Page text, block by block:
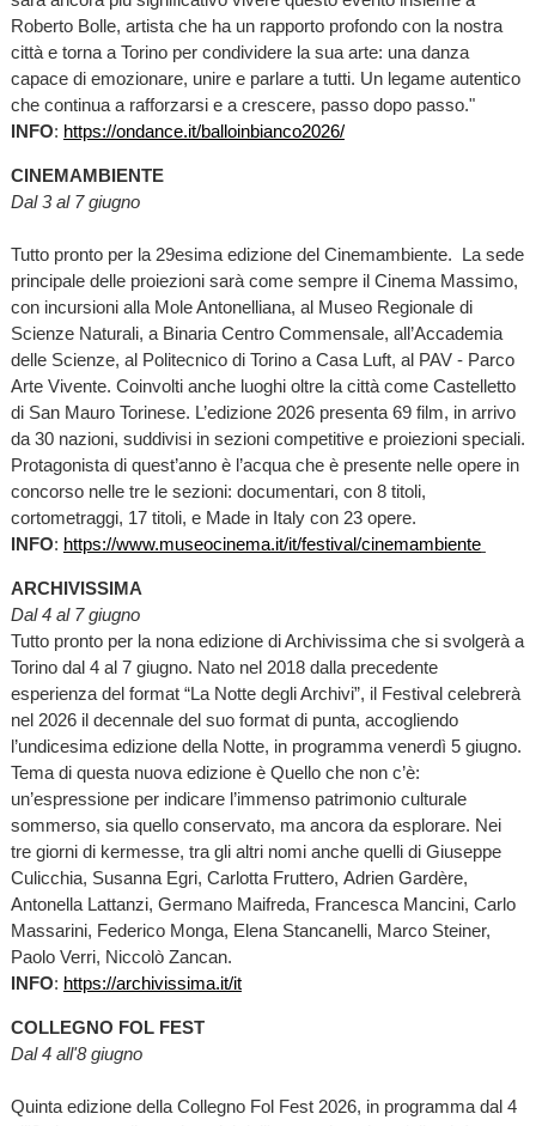
Roberto Bolle, artista che ha un rapporto profondo con la nostra
città e torna a Torino per condividere la sua arte: una danza
capace di emozionare, unire e parlare a tutti. Un legame autentico
che continua a rafforzarsi e a crescere, passo dopo passo."
INFO: https://ondance.it/balloinbianco2026/
CINEMAMBIENTE
Dal 3 al 7 giugno
Tutto pronto per la 29esima edizione del Cinemambiente. La sede
principale delle proiezioni sarà come sempre il Cinema Massimo,
con incursioni alla Mole Antonelliana, al Museo Regionale di
Scienze Naturali, a Binaria Centro Commensale, all’Accademia
delle Scienze, al Politecnico di Torino a Casa Luft, al PAV - Parco
Arte Vivente. Coinvolti anche luoghi oltre la città come Castelletto
di San Mauro Torinese. L’edizione 2026 presenta 69 film, in arrivo
da 30 nazioni, suddivisi in sezioni competitive e proiezioni speciali.
Protagonista di quest’anno è l’acqua che è presente nelle opere in
concorso nelle tre le sezioni: documentari, con 8 titoli,
cortometraggi, 17 titoli, e Made in Italy con 23 opere.
INFO: https://www.museocinema.it/it/festival/cinemambiente
ARCHIVISSIMA
Dal 4 al 7 giugno
Tutto pronto per la nona edizione di Archivissima che si svolgerà a
Torino dal 4 al 7 giugno. Nato nel 2018 dalla precedente
esperienza del format “La Notte degli Archivi”, il Festival celebrerà
nel 2026 il decennale del suo format di punta, accogliendo
l’undicesima edizione della Notte, in programma venerdì 5 giugno.
Tema di questa nuova edizione è Quello che non c’è:
un’espressione per indicare l’immenso patrimonio culturale
sommerso, sia quello conservato, ma ancora da esplorare. Nei
tre giorni di kermesse, tra gli altri nomi anche quelli di Giuseppe
Culicchia, Susanna Egri, Carlotta Fruttero, Adrien Gardère,
Antonella Lattanzi, Germano Maifreda, Francesca Mancini, Carlo
Massarini, Federico Monga, Elena Stancanelli, Marco Steiner,
Paolo Verri, Niccolò Zancan.
INFO: https://archivissima.it/it
COLLEGNO FOL FEST
Dal 4 all'8 giugno
Quinta edizione della Collegno Fol Fest 2026, in programma dal 4